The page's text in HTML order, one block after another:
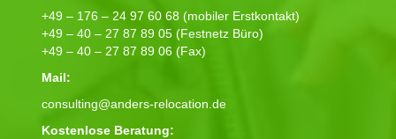
+49 – 176 – 24 97 60 68 (mobiler Erstkontakt)
+49 – 40 – 27 87 89 05 (Festnetz Büro)
+49 – 40 – 27 87 89 06 (Fax)
Mail:
consulting@anders-relocation.de
Kostenlose Beratung: